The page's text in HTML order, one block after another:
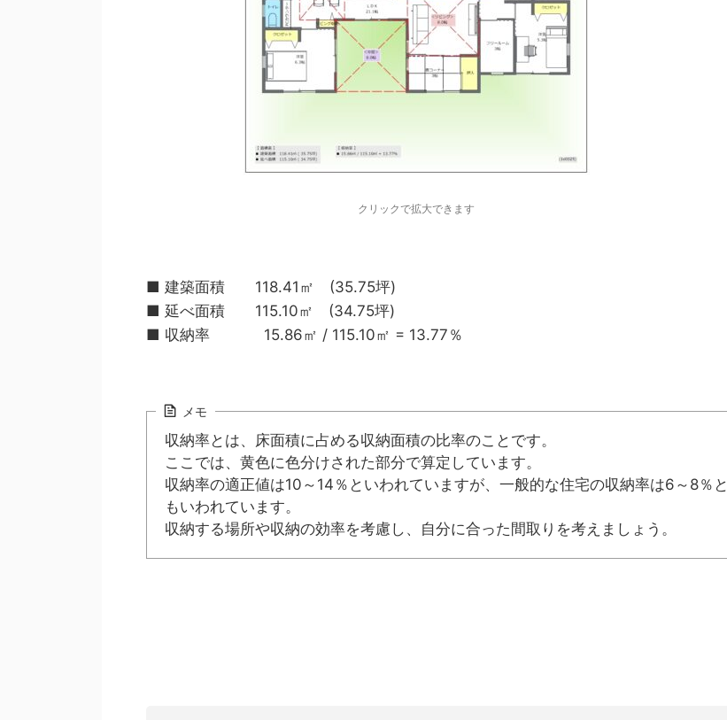
クリックで拡大できます
■ 建築面積 118.41㎡ (35.75坪)
■ 延べ面積 115.10㎡ (34.75坪)
■ 収納率 15.86㎡ / 115.10㎡ = 13.77％
メモ
収納率とは、床面積に占める収納面積の比率のことです。
ここでは、黄色に色分けされた部分で算定しています。
収納率の適正値は10～14％といわれていますが、一般的な住宅の収納率は6～8％と
もいわれています。
収納する場所や収納の効率を考慮し、自分に合った間取りを考えましょう。